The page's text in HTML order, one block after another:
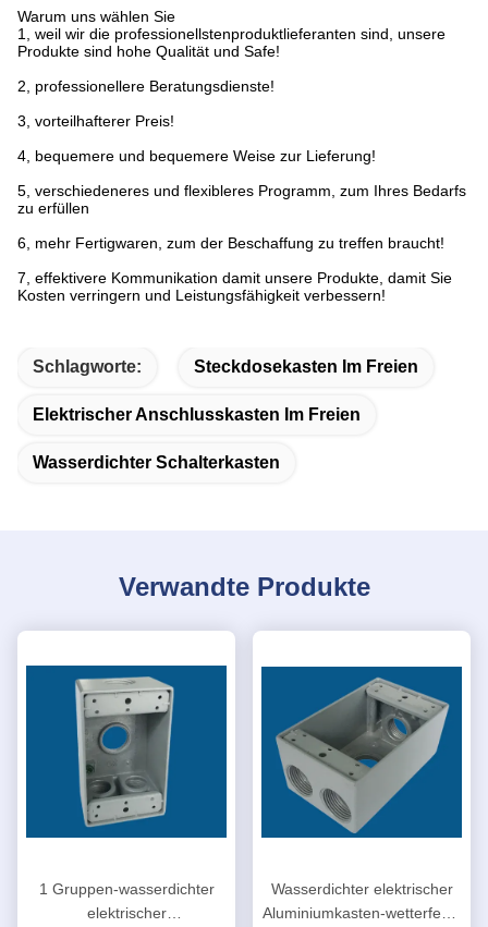
Warum uns wählen Sie
1, weil wir die professionellstenproduktlieferanten sind, unsere
Produkte sind hohe Qualität und Safe!
2, professionellere Beratungsdienste!
3, vorteilhafterer Preis!
4, bequemere und bequemere Weise zur Lieferung!
5, verschiedeneres und flexibleres Programm, zum Ihres Bedarfs
zu erfüllen
6, mehr Fertigwaren, zum der Beschaffung zu treffen braucht!
7, effektivere Kommunikation damit unsere Produkte, damit Sie
Kosten verringern und Leistungsfähigkeit verbessern!
Schlagworte: Steckdosekasten Im Freien
Elektrischer Anschlusskasten Im Freien
Wasserdichter Schalterkasten
Verwandte Produkte
1 Gruppen-wasserdichter
elektrischer
Wasserdichter elektrischer
Aluminiumkasten-wetterfeste